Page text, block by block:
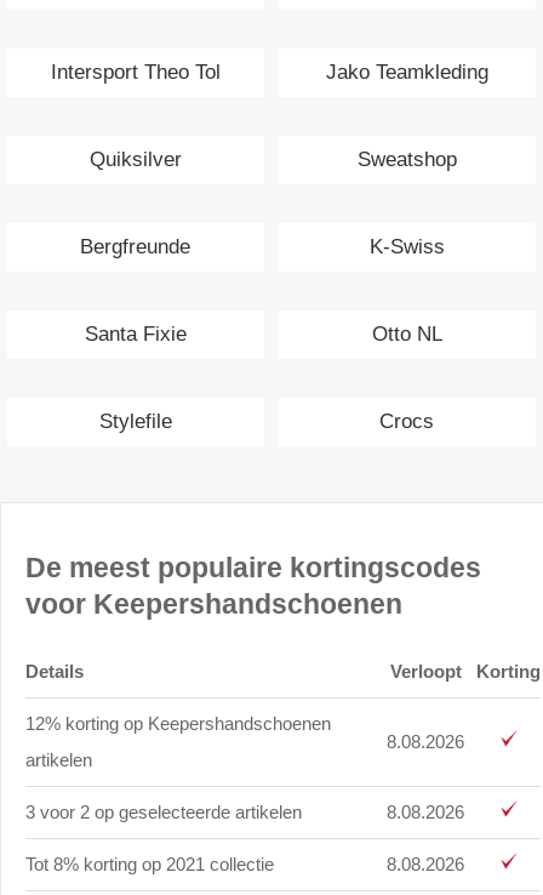
Intersport Theo Tol Jako Teamkleding
Quiksilver Sweatshop
Bergfreunde K-Swiss
Santa Fixie Otto NL
Stylefile Crocs
De meest populaire kortingscodes
voor Keepershandschoenen
Details Verloopt Korting
12% korting op Keepershandschoenen
artikelen
8.08.2026
3 voor 2 op geselecteerde artikelen 8.08.2026
Tot 8% korting op 2021 collectie 8.08.2026